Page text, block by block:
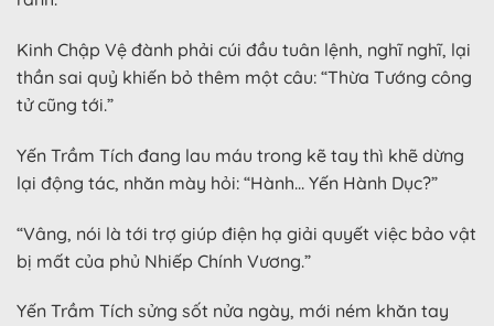
Kinh Chập Vệ đành phải cúi đầu tuân lệnh, nghĩ nghĩ, lại
thần sai quỷ khiến bỏ thêm một câu: “Thừa Tướng công
tử cũng tới.”
Yến Trầm Tích đang lau máu trong kẽ tay thì khẽ dừng
lại động tác, nhăn mày hỏi: “Hành… Yến Hành Dục?”
“Vâng, nói là tới trợ giúp điện hạ giải quyết việc bảo vật
bị mất của phủ Nhiếp Chính Vương.”
Yến Trầm Tích sửng sốt nửa ngày, mới ném khăn tay